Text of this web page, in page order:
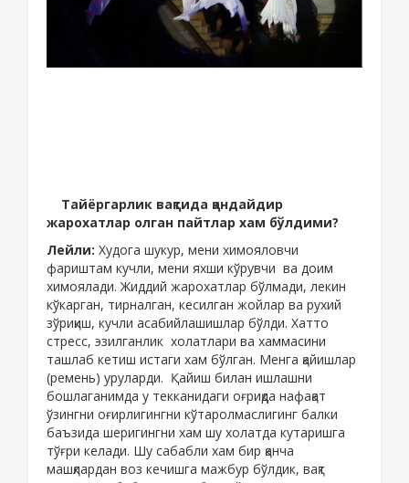
Тайёргарлик вақтида қандайдир
жарохатлар олган пайтлар хам бўлдими?
Лейли: Худога шукур, мени химояловчи
фариштам кучли, мени яхши кўрувчи ва доим
химоялади. Жиддий жарохатлар бўлмади, лекин
кўкарган, тирналган, кесилган жойлар ва рухий
зўриқиш, кучли асабийлашишлар бўлди. Хатто
стресс, эзилганлик холатлари ва хаммасини
ташлаб кетиш истаги хам бўлган. Менга қайишлар
(ремень) уруларди. Қайиш билан ишлашни
бошлаганимда у текканидаги оғриқда нафақат
ўзингни оғирлигингни кўтаролмаслигинг балки
баъзида шеригингни хам шу холатда кутаришга
тўғри келади. Шу сабабли хам бир қанча
машқлардан воз кечишга мажбур бўлдик, вақт